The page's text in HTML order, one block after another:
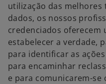
utilização das melhores
dados, os nossos
credenciados oferecem
estabelecer a verdade,
para identificar as
para encaminhar
e para comunicarem-se